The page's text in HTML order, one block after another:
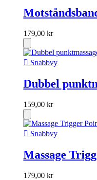
179,00 kr
 Snabbvy
Dubbel
159,00 kr
 Snabbvy
Massage
179,00 kr